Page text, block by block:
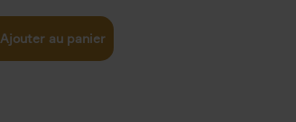
Ajouter au panier